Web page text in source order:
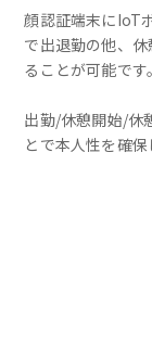
顔認証端末にIoT
で出退勤の他、
ることが可能です。
出勤/休憩開始/休
とで本人性を確